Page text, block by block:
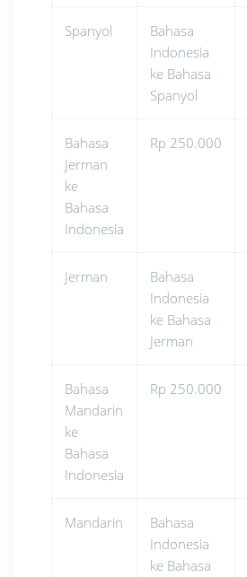
Spanyol
Bahasa
Indonesia
ke Bahasa
Spanyol
Bahasa
Jerman
ke
Bahasa
Indonesia
Rp 250.000
Jerman
Bahasa
Indonesia
ke Bahasa
Jerman
Bahasa
Mandarin
ke
Bahasa
Indonesia
Rp 250.000
Mandarin
Bahasa
Indonesia
ke Bahasa